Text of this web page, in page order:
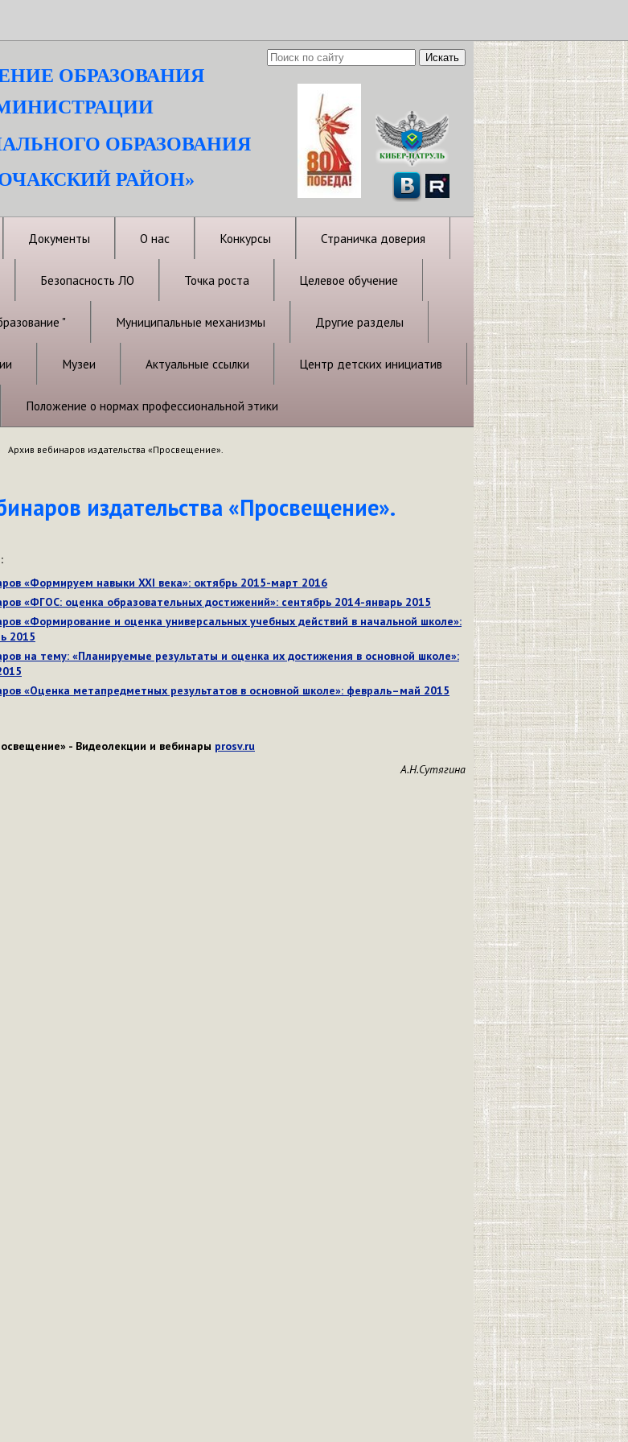
ОБРАЗОВАНИЯ
ОБРАЗОВАНИЯ
РАЙОН»
Документы О нас Конкурсы Страничка доверия
Безопасность ЛО Точка роста Целевое обучение
" Муниципальные механизмы Другие разделы
Музеи Актуальные ссылки Центр детских инициатив
Положение о нормах профессиональной этики
Архив вебинаров издательства «Просвещение».
издательства «Просвещение».
«Формируем навыки XXI века»: октябрь 2015-март 2016
«ФГОС: оценка образовательных достижений»: сентябрь 2014-январь 2015
«Формирование и оценка универсальных учебных действий в начальной школе»:
2015
на тему: «Планируемые результаты и оценка их достижения в основной школе»:
«Оценка метапредметных результатов в основной школе»: февраль–май 2015
- Видеолекции и вебинары prosv.ru
А.Н.Сутягина